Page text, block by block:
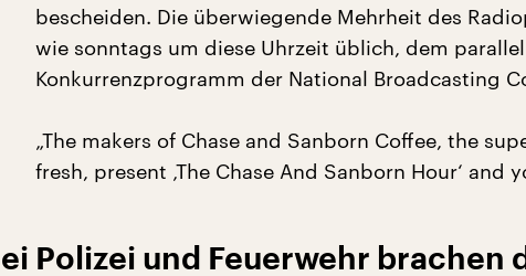
bescheiden. Die überwiegende Mehrheit des
wie sonntags um diese Uhrzeit üblich, dem
Konkurrenzprogramm der National Broadcasting
„The makers of Chase and Sanborn Coffee, the
fresh, present ‚The Chase And Sanborn Hour‘ and
Polizei und Feuerwehr brachen